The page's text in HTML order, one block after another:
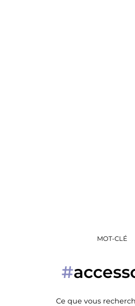
MOT-CLÉ
#
Ce que vous